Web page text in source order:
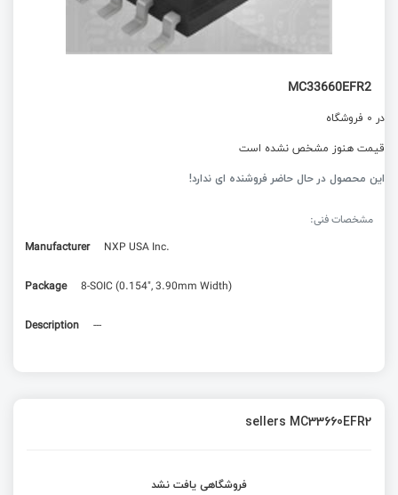
MC33660EFR2
در 0 فروشگاه
قیمت هنوز مشخص نشده است
این محصول در حال حاضر فروشنده ای ندارد!
مشخصات فنی:
Manufacturer
NXP USA Inc.
Package 8-SOIC (0.154", 3.90mm Width)
Description ---
sellers MC33660EFR2
فروشگاهی یافت نشد